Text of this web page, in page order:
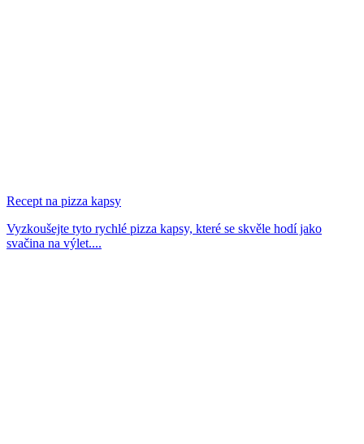
Recept na pizza kapsy
Vyzkoušejte tyto rychlé pizza kapsy, které se skvěle hodí jako
svačina na výlet....